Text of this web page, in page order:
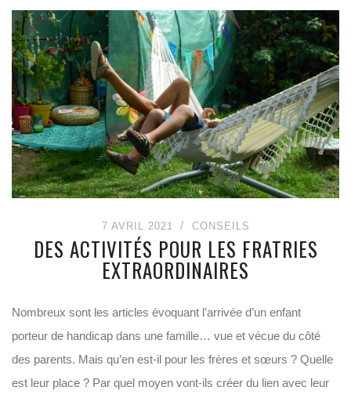
7 AVRIL 2021 CONSEILS
DES ACTIVITÉS POUR LES FRATRIES
EXTRAORDINAIRES
Nombreux sont les articles évoquant l’arrivée d’un enfant
porteur de handicap dans une famille… vue et vécue du côté
des parents. Mais qu’en est-il pour les frères et sœurs ? Quelle
est leur place ? Par quel moyen vont-ils créer du lien avec leur